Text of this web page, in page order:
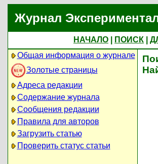
Журнал
НАЧАЛО ПОИСК
Общая информация о журнале
Золотые страницы
Адреса редакции
Содержание журнала
Сообщения редакции
Правила для авторов
Загрузить статью
Проверить статус статьи